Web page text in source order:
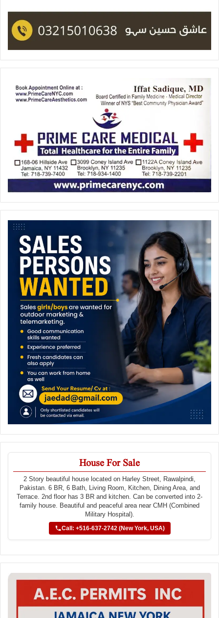
House For Sale
2 Story beautiful house located on Harley Street, Rawalpindi,
Pakistan. 6 BR, 6 Bath, Living Room, Kitchen, Dining Area, and
Terrace. 2nd floor has 3 BR and kitchen. Can be converted into 2-
family house. Beautiful and peaceful area near CMH (Combined
Military Hospital).
Call: +516-637-2742 (New York, USA)